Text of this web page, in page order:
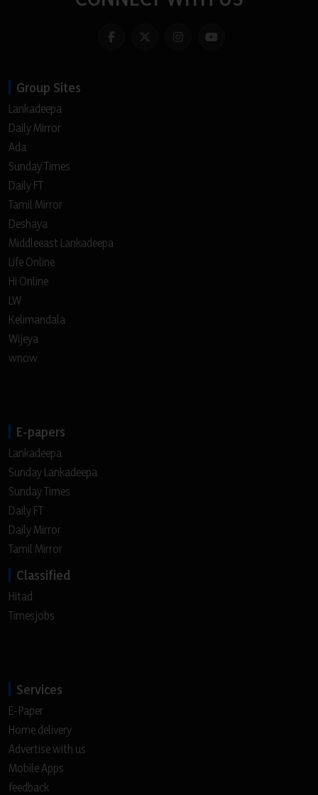
Group Sites
Lankadeepa
Daily Mirror
Ada
Sunday Times
Daily FT
Tamil Mirror
Deshaya
Middleeast Lankadeepa
Life Online
Hi Online
LW
Kelimandala
Wijeya
wnow
E-papers
Lankadeepa
Sunday Lankadeepa
Sunday Times
Daily FT
Daily Mirror
Tamil Mirror
Classified
Hitad
Timesjobs
Services
E-Paper
Home delivery
Advertise with us
Mobile Apps
feedback